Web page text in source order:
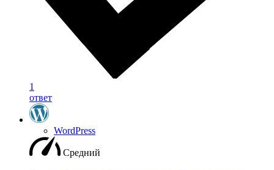
1
ответ
WordPress
Средний